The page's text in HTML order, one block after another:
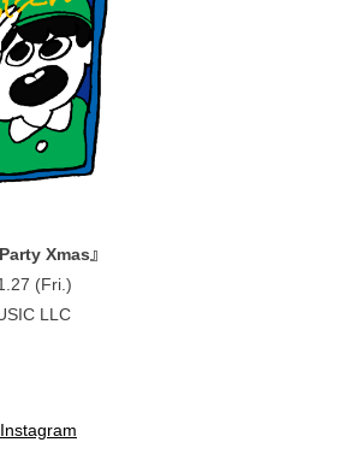
Xmas』
(Fri.)
LLC
Instagram